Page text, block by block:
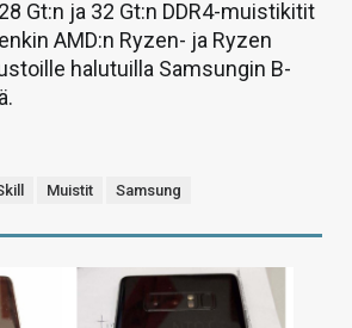
Gt:n ja 32 Gt:n DDR4-muistikitit
AMD:n Ryzen- ja Ryzen
halutuilla Samsungin B-
Muistit Samsung